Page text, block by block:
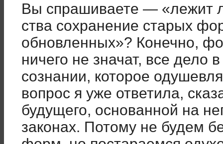
Вы спрашиваете — «лежит
ства сохранение старых
обновленных»? Конечно,
ни­чего не значат, все дело
со­знании, которое
вопрос я уже ответила,
будущего, осно­ванной на
законах. Потому не будем